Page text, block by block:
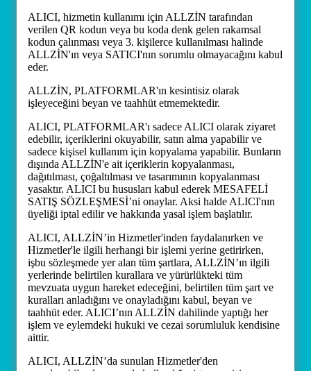
ALICI, hizmetin kullanımı için ALLZİN tarafından
verilen QR kodun veya bu koda denk gelen rakamsal
kodun çalınması veya 3. kişilerce kullanılması halinde
ALLZİN'ın veya SATICI'nın sorumlu olmayacağını kabul
eder.
ALLZİN, PLATFORMLAR'ın kesintisiz olarak
işleyeceğini beyan ve taahhüt etmemektedir.
ALICI, PLATFORMLAR'ı sadece ALICI olarak ziyaret
edebilir, içeriklerini okuyabilir, satın alma yapabilir ve
sadece kişisel kullanım için kopyalama yapabilir. Bunların
dışında ALLZİN'e ait içeriklerin kopyalanması,
dağıtılması, çoğaltılması ve tasarımının kopyalanması
yasaktır. ALICI bu hususları kabul ederek MESAFELİ
SATIŞ SÖZLEŞMESİ’ni onaylar. Aksi halde ALICI'nın
üyeliği iptal edilir ve hakkında yasal işlem başlatılır.
ALICI, ALLZİN’in Hizmetler'inden faydalanırken ve
Hizmetler'le ilgili herhangi bir işlemi yerine getirirken,
işbu sözleşmede yer alan tüm şartlara, ALLZİN’ın ilgili
yerlerinde belirtilen kurallara ve yürürlükteki tüm
mevzuata uygun hareket edeceğini, belirtilen tüm şart ve
kuralları anladığını ve onayladığını kabul, beyan ve
taahhüt eder. ALICI’nın ALLZİN dahilinde yaptığı her
işlem ve eylemdeki hukuki ve cezai sorumluluk kendisine
aittir.
ALICI, ALLZİN’da sunulan Hizmetler'den